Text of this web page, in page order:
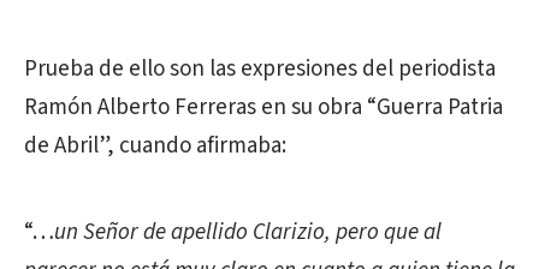
Prueba de ello son las expresiones del periodista
Ramón Alberto Ferreras en su obra “Guerra Patria
de Abril”, cuando afirmaba:
“…un Señor de apellido Clarizio, pero que al